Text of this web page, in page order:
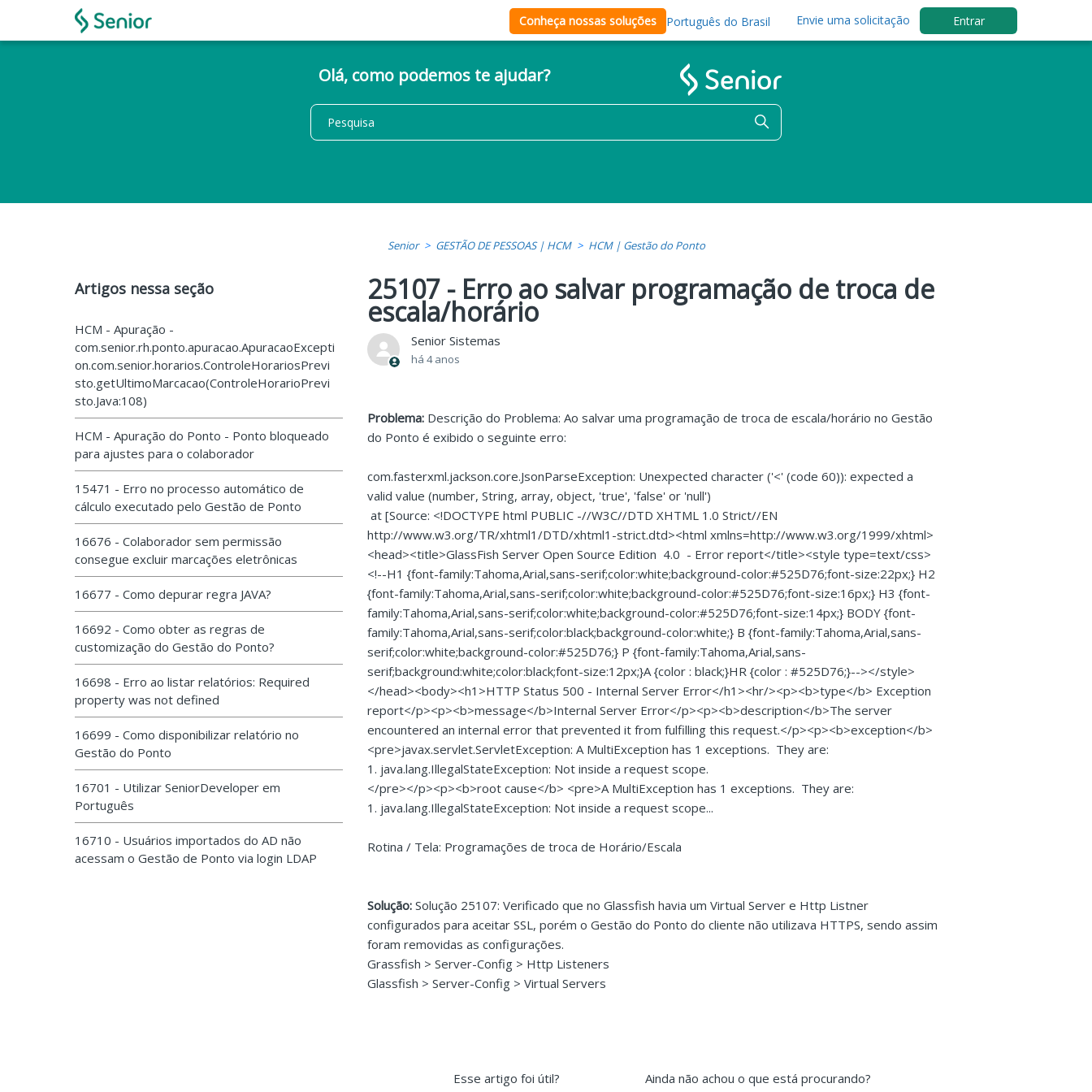
Conheça nossas soluções Português do Brasil Envie uma solicitação Entrar
Olá, como podemos te ajudar?
Senior GESTÃO DE PESSOAS | HCM HCM | Gestão do Ponto
Artigos nessa seção
HCM - Apuração -
com.senior.rh.ponto.apuracao.ApuracaoExcepti
on.com.senior.horarios.ControleHorariosPrevi
sto.getUltimoMarcacao(ControleHorarioPrevi
sto.Java:108)
HCM - Apuração do Ponto - Ponto bloqueado
para ajustes para o colaborador
15471 - Erro no processo automático de
cálculo executado pelo Gestão de Ponto
16676 - Colaborador sem permissão
consegue excluir marcações eletrônicas
16677 - Como depurar regra JAVA?
16692 - Como obter as regras de
customização do Gestão do Ponto?
16698 - Erro ao listar relatórios: Required
property was not defined
16699 - Como disponibilizar relatório no
Gestão do Ponto
16701 - Utilizar SeniorDeveloper em
Português
16710 - Usuários importados do AD não
acessam o Gestão de Ponto via login LDAP
25107 - Erro ao salvar programação de troca de
escala/horário
Senior Sistemas
há 4 anos
Problema: Descrição do Problema: Ao salvar uma programação de troca de escala/horário no Gestão
do Ponto é exibido o seguinte erro:
com.fasterxml.jackson.core.JsonParseException: Unexpected character ('<' (code 60)): expected a
valid value (number, String, array, object, 'true', 'false' or 'null')
at [Source: <!DOCTYPE html PUBLIC -//W3C//DTD XHTML 1.0 Strict//EN
http://www.w3.org/TR/xhtml1/DTD/xhtml1-strict.dtd><html xmlns=http://www.w3.org/1999/xhtml>
<head><title>GlassFish Server Open Source Edition 4.0 - Error report</title><style type=text/css>
<!--H1 {font-family:Tahoma,Arial,sans-serif;color:white;background-color:#525D76;font-size:22px;} H2
{font-family:Tahoma,Arial,sans-serif;color:white;background-color:#525D76;font-size:16px;} H3 {font-
family:Tahoma,Arial,sans-serif;color:white;background-color:#525D76;font-size:14px;} BODY {font-
family:Tahoma,Arial,sans-serif;color:black;background-color:white;} B {font-family:Tahoma,Arial,sans-
serif;color:white;background-color:#525D76;} P {font-family:Tahoma,Arial,sans-
serif;background:white;color:black;font-size:12px;}A {color : black;}HR {color : #525D76;}--></style>
</head><body><h1>HTTP Status 500 - Internal Server Error</h1><hr/><p><b>type</b> Exception
report</p><p><b>message</b>Internal Server Error</p><p><b>description</b>The server
encountered an internal error that prevented it from fulfilling this request.</p><p><b>exception</b>
<pre>javax.servlet.ServletException: A MultiException has 1 exceptions. They are:
1. java.lang.IllegalStateException: Not inside a request scope.
</pre></p><p><b>root cause</b> <pre>A MultiException has 1 exceptions. They are:
1. java.lang.IllegalStateException: Not inside a request scope...
Rotina / Tela: Programações de troca de Horário/Escala
Solução: Solução 25107: Verificado que no Glassfish havia um Virtual Server e Http Listner
configurados para aceitar SSL, porém o Gestão do Ponto do cliente não utilizava HTTPS, sendo assim
foram removidas as configurações.
Grassfish > Server-Config > Http Listeners
Glassfish > Server-Config > Virtual Servers
Esse artigo foi útil? Ainda não achou o que está procurando?